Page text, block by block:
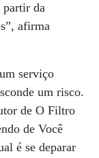
partir da
afirma
serviço
um risco.
de O Filtro
de Você
é se deparar